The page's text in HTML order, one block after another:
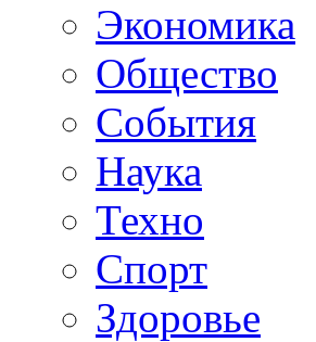
Экономика
Общество
События
Наука
Техно
Спорт
Здоровье